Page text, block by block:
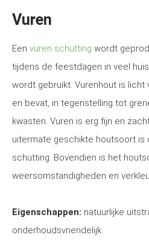
Vuren
Een vuren schutting wordt
tijdens de feestdagen in veel
wordt gebruikt. Vurenhout is licht
en bevat, in tegenstelling tot
kwasten. Vuren is erg fijn en
uitermate geschikte houtsoort is
schutting. Bovendien is het
weersomstandigheden en
Eigenschappen: natuurlijke
onderhoudsvriendelijk.